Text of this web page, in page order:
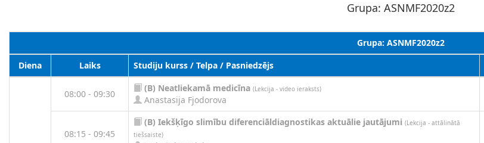
Grupa: ASNMF2020z2
Grupa: ASNMF2020z2
Diena
Laiks Studiju kurss / Telpa / Pasniedzējs
08:00 - 09:30
(B) Neatliekamā medicīna (Lekcija - video ieraksts)
Anastasija Fjodorova
08:15 - 09:45
(B) Iekšķīgo slimību diferenciāldiagnostikas aktuālie jautājumi (Lekcija - attālinātā
tiešsaiste)